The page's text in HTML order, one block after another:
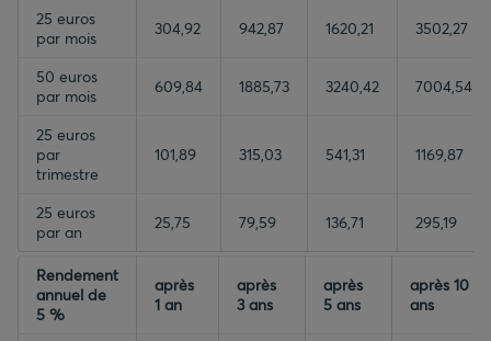
25 euros
par mois
304,92 942,87 1620,21 3502,27
50 euros
par mois
609,84 1885,73 3240,42 7004,54
25 euros
par
trimestre
101,89 315,03 541,31 1169,87
25 euros
par an
25,75 79,59 136,71 295,19
empty-header
Rendement
annuel de
5 %
après
1 an
après
3 ans
après
5 ans
après 10
ans